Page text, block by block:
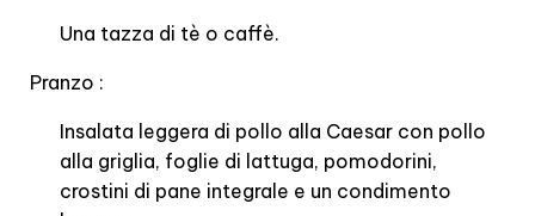
Una tazza di tè o caffè.
Pranzo :
Insalata leggera di pollo alla Caesar con pollo
alla griglia, foglie di lattuga, pomodorini,
crostini di pane integrale e un condimento